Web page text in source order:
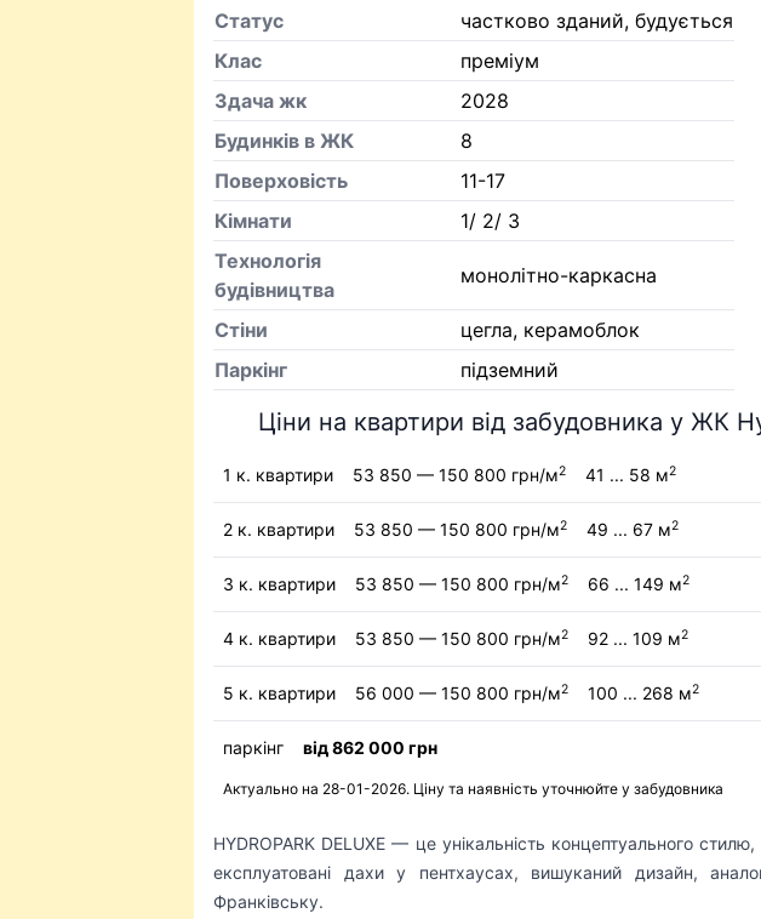
Статус
частково зданий, будується
Клас
преміум
Здача жк
2028
Будинків в ЖК
8
Поверховість
11-17
Кiмнати
1/ 2/ 3
Технологія
будівництва
монолітно-каркасна
Стіни
цегла, керамоблок
Паркінг
підземний
Ціни на квартири від забудовника у ЖК
1 к. квартири 53 850 — 150 800 грн/м2 41 ... 58 м2
2 к. квартири 53 850 — 150 800 грн/м2 49 ... 67 м2
3 к. квартири 53 850 — 150 800 грн/м2 66 ... 149 м2
4 к. квартири 53 850 — 150 800 грн/м2 92 ... 109 м2
5 к. квартири 56 000 — 150 800 грн/м2 100 ... 268 м2
паркінг від 862 000 грн
Актуально на 28-01-2026. Ціну та наявність уточнюйте у забудовника
HYDROPARK DELUXE — це унікальність концептуального стилю,
експлуатовані дахи у пентхаусах, вишуканий дизайн,
Франківську.